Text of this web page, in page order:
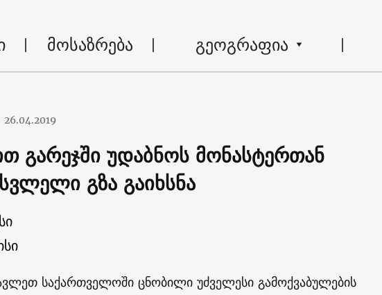
მოსაზრება გეოგრაფია
26.04.2019
გარეჯში უდაბნოს მონასტერთან
გზა გაიხსნა
საქართველოში ცნობილი უძველესი გამოქვაბულების